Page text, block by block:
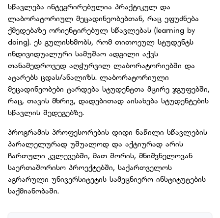
სწავლება ინტეგრირებულია პრაქტიკულ და
ლაბორატორიულ მეცადინეობებთან, რაც ეფუძნება
ქმედებაზე ორიენტირებულ სწავლებას (learning by
doing). ეს გულისხმობს, რომ თითოეულ სტუდენტს
ინდივიდუალური სამუშაო ადგილი აქვს
თანამედროვედ აღჭურვილ ლაბორატორიებში და
ატარებს ცდას/ანალიზს. ლაბორატორიული
მეცადინეობები ტარდება სტუდენტთა მცირე ჯგუფებში,
რაც, თავის მხრივ, დადებითად აისახება სტუდენტების
სწავლის შედეგებზე.
პროგრამის პროფესორების დიდი ნაწილი სწავლების
პარალელურად უშუალოდ და აქტიურად არის
ჩართული კვლევებში, მათ შორის, მნიშვნელოვან
საერთაშორისო პროექტებში, საქართველოს
აგრარული უნივერსიტეტის სამეცნიერო ინსტიტუტების
საქმიანობაში.